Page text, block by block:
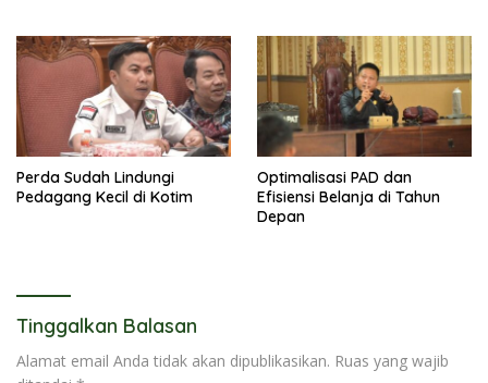
Perda Sudah Lindungi
Pedagang Kecil di Kotim
Optimalisasi PAD dan
Efisiensi Belanja di Tahun
Depan
Tinggalkan Balasan
Alamat email Anda tidak akan dipublikasikan. Ruas yang wajib